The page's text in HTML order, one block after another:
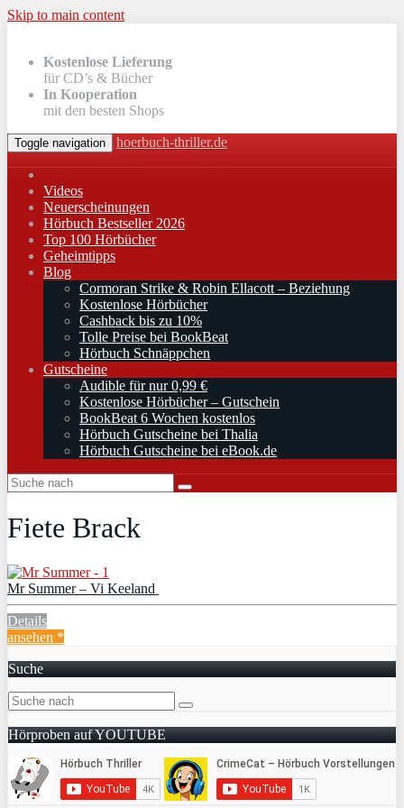
Skip to main content
Kostenlose Lieferung
für CD’s & Bücher
In Kooperation
mit den besten Shops
Toggle navigation hoerbuch-thriller.de
Videos
Neuerscheinungen
Hörbuch Bestseller 2026
Top 100 Hörbücher
Geheimtipps
Blog
Cormoran Strike & Robin Ellacott – Beziehung
Kostenlose Hörbücher
Cashback bis zu 10%
Tolle Preise bei BookBeat
Hörbuch Schnäppchen
Gutscheine
Audible für nur 0,99 €
Kostenlose Hörbücher – Gutschein
BookBeat 6 Wochen kostenlos
Hörbuch Gutscheine bei Thalia
Hörbuch Gutscheine bei eBook.de
Fiete Brack
Mr Summer – Vi Keeland
Details
ansehen *
Suche
Hörproben auf YOUTUBE